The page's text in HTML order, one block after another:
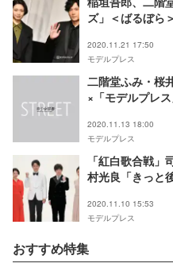
ズ」＜ばるぼら＞
2020.11.21 17:50
モデルプレス
二階堂ふみ・桜
×「モデルプレ
2020.11.13 18:00
モデルプレス
「紅白歌合戦
村光良「きっと
2020.11.10 15:53
モデルプレス
おすすめ特集